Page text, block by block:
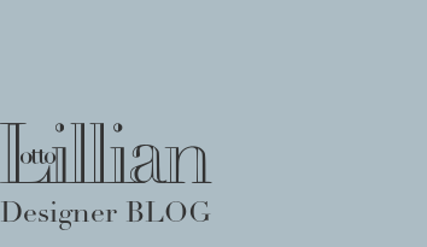
Designer BLOG